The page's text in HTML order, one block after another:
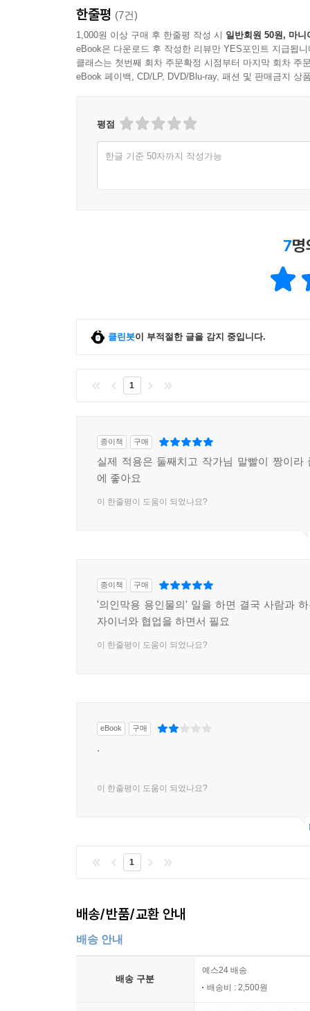
커뮤니케이션이 깔끔하면 시간에 쫓기지 않는다
시선에서 디자인물을 바라보게 된다. 내 욕망이
나온다.
『디자이너 사용설명서』 개정판
느낌” “비즈니스와 예술을 이어주는 번역기 같
구판에서 번뜩였던 ‘현실 밀착형’ 위트는 실제
요소가 많이 필요한 스타트업 실무자와 창업가,
한줄평 (7건)
1,000원 이상 구매 후 한줄평 작성 시 일반회원 50원, 마니
eBook은 다운로드 후 작성한 리뷰만 YES포인트 지급됩니
클래스는 첫번째 회차 주문확정 시점부터 마지막 회차 주
eBook 페이백, CD/LP, DVD/Blu-ray, 패션 및 판매금지 상
평점
한글 기준 50자까지 작성가능
7
클린봇이 부적절한 글을 감지 중입니다.
1
종이책 구매
실제 적용은 둘째치고 작가님 말빨이 짱이라
에 좋아요
이 한줄평이 도움이 되었나요?
종이책 구매
'의인막용 용인물의' 일을 하면 결국 사람과
자이너와 협업을 하면서 필요
이 한줄평이 도움이 되었나요?
eBook 구매
.
이 한줄평이 도움이 되었나요?
1
배송/반품/교환 안내
배송 안내
배송 구분
예스24 배송
배송비 : 2,500원